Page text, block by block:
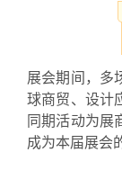
展会期间，多
球商贸、设计
同期活动为展
成为本届展会